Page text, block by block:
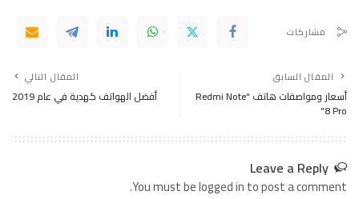
مشاركات
المقال السابق
أسعار ومواصفات هاتف “Redmi Note
8 Pro”
المقال التالي
أفضل الهواتف كهدية في عام 2019
Leave a Reply
You must be logged in to post a comment.